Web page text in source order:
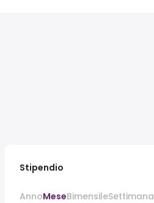
Stipendio
AnnoMeseBimensileSettimana